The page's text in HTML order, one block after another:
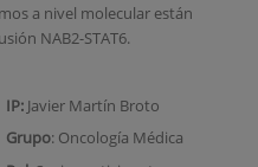
a nivel molecular están
NAB2-STAT6.
IP: Javier Martín Broto
Grupo: Oncología Médica